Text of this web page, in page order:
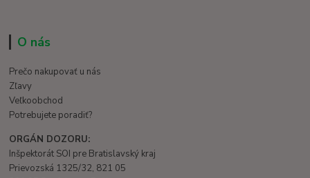
O nás
Prečo nakupovať u nás
Zľavy
Veľkoobchod
Potrebujete poradiť?
ORGÁN DOZORU:
Inšpektorát SOI pre Bratislavský kraj
Prievozská 1325/32, 821 05